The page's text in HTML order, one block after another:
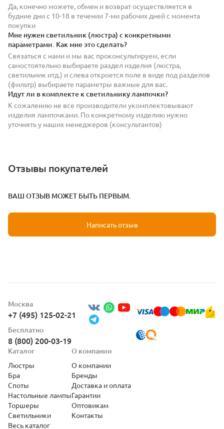
Да, конечно можете, обмен и возврат осуществляется в
будние дни с 10-18 в течении 7-ми рабочих дней с момента
покупки
Мне нужен светильник (люстра) с конкретными
параметрами. Как мне это сделать?
Связаться с нами и мы вас проконсультируем, если
самостоятельно выбираете раздел изделия (люстра,
светильник итд.) и слева откроется поле в виде под разделов
(фильтр) выбираете параметры важные для вас.
Идут ли в комплекте к светильнику лампочки?
К сожалению не все производители укомплектовывают
изделия лампочками. По конкретному изделию нужно
уточнять у наших менеджеров (консультантов)
Отзывы покупателей
ВАШ ОТЗЫВ МОЖЕТ БЫТЬ ПЕРВЫМ.
Написать отзыв
Москва
+7 (495) 125-02-21
Бесплатно
8 (800) 200-03-19
Каталог
Люстры
Бра
Споты
Настольные лампы
Торшеры
Светильники
Весь каталог
О компании
О компании
Бренды
Доставка и оплата
Гарантии
Оптовикам
Контакты